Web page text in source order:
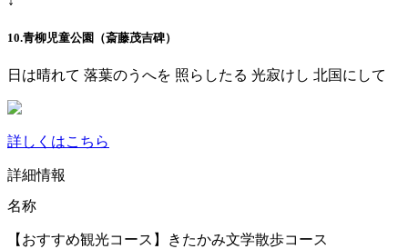
10.青柳児童公園（斎藤茂吉碑）
日は晴れて 落葉のうへを 照らしたる 光寂けし 北国にして
詳しくはこちら
詳細情報
名称
【おすすめ観光コース】きたかみ文学散歩コース